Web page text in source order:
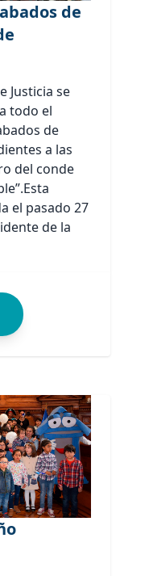
de
Justicia se
todo el
de
a las
del conde
el pasado 27
de la